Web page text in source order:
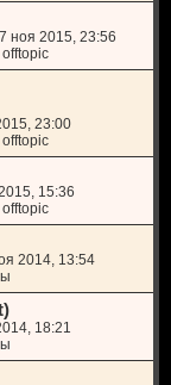
ноя 2015, 23:56
23:00
15:36
2014, 13:54
18:21